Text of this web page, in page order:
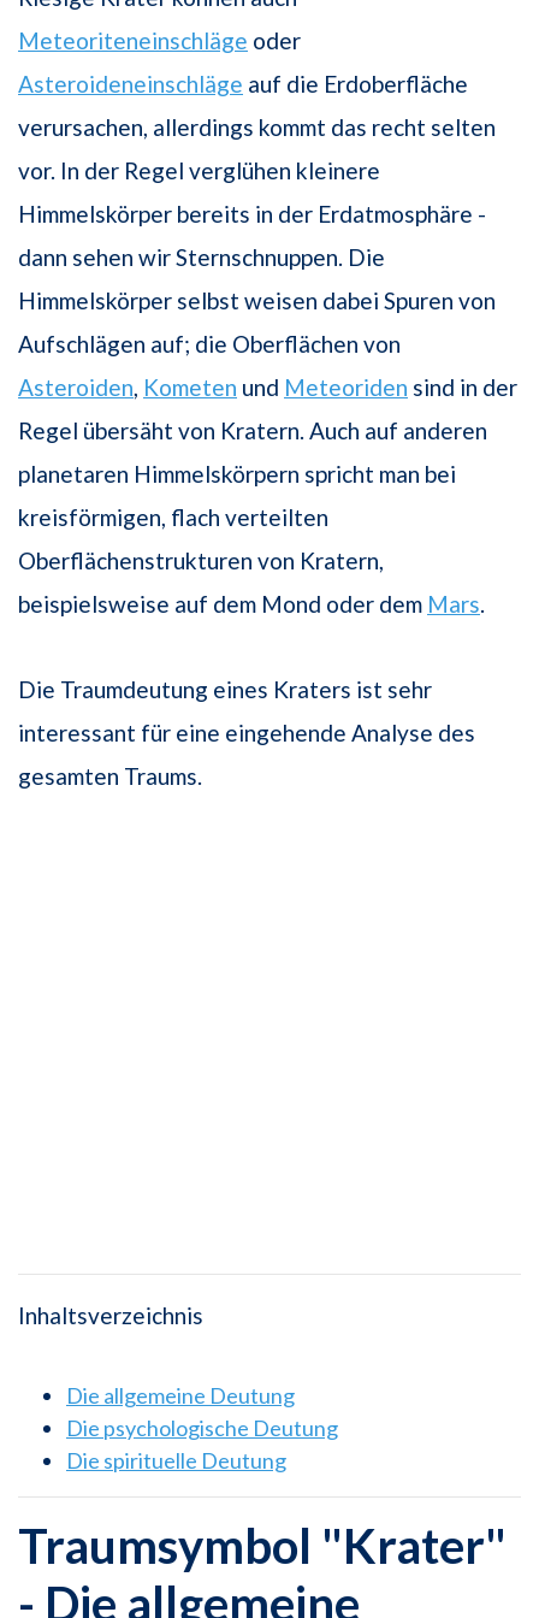
Meteoriteneinschläge oder
Asteroideneinschläge auf die Erdoberfläche
verursachen, allerdings kommt das recht selten
vor. In der Regel verglühen kleinere
Himmelskörper bereits in der Erdatmosphäre -
dann sehen wir Sternschnuppen. Die
Himmelskörper selbst weisen dabei Spuren von
Aufschlägen auf; die Oberflächen von
Asteroiden Kometen und Meteoriden sind in der
Regel übersäht von Kratern. Auch auf anderen
planetaren Himmelskörpern spricht man bei
kreisförmigen, flach verteilten
Oberflächenstrukturen von Kratern,
beispielsweise auf dem Mond oder dem Mars
Die Traumdeutung eines Kraters ist sehr
interessant für eine eingehende Analyse des
gesamten Traums.
Inhaltsverzeichnis
Die allgemeine Deutung
Die psychologische Deutung
Die spirituelle Deutung
Traumsymbol "Krater"
- Die allgemeine